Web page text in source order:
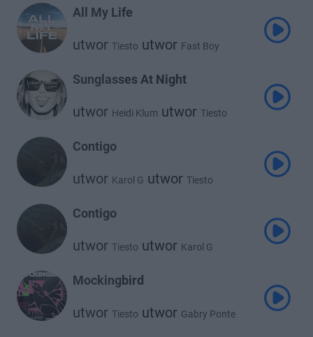
All My Life
utwor Tiesto utwor Fast Boy
Sunglasses At Night
utwor Heidi Klum utwor Tiesto
Contigo
utwor Karol G utwor Tiesto
Contigo
utwor Tiesto utwor Karol G
Mockingbird
utwor Tiesto utwor Gabry Ponte